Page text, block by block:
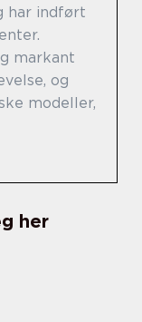
har indført
markant
og
modeller,
her